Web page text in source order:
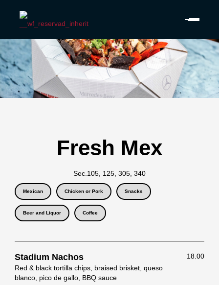
Fresh Mex
Sec. 105, 125, 305, 340
Mexican Chicken or Pork Snacks
Beer and Liquor Coffee
Stadium Nachos
Red & black tortilla chips, braised brisket, queso
blanco, pico de gallo, BBQ sauce
18.00